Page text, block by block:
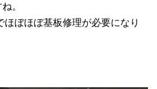
。
ぼほぼ基板修理が必要になり